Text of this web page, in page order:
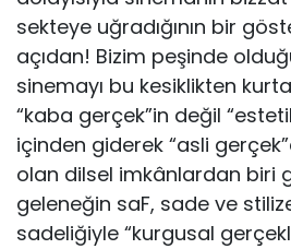
sekteye uğradığının bir
açıdan! Bizim peşinde
sinemayı bu kesiklikten
“kaba gerçek”in değil
içinden gi­derek “asli
olan dilsel imkânlardan bi­ri
geleneğin saF, sade ve
sadeliğiyle “kurgusal